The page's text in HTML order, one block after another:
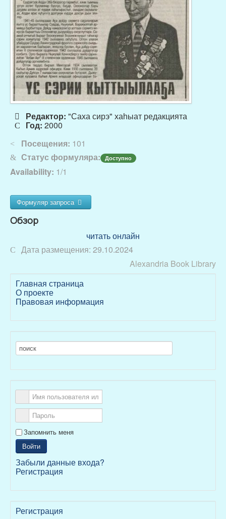
Редактор: "Саха сирэ" хаһыат редакцията
Год: 2000
Посещения: 101
Статус формуляра:
Доступно
Availability: 1/1
Формуляр запроса
Форма запроса формуляра
E-mail
Выдано до
Защитный код
Обзор
читать онлайн
Дата размещения: 29.10.2024
Alexandria Book Library
Главная страница
О проекте
Правовая информация
Запомнить меня
Войти
Забыли данные входа?
Регистрация
Регистрация